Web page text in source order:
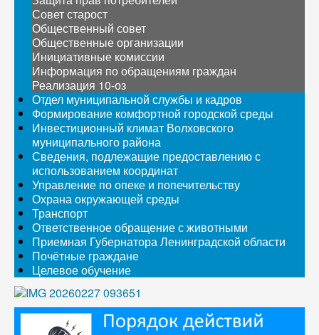
Совет старост
Общественный совет
Общественные организации
Инициативные комиссии
Информация по обращениям граждан
Реализация 10-оз
Отдел муниципальной службы и кадров
Формирование комфортной городской среды
Инвестиционный климат Волховского
муниципального района
Сведения, подлежащие предоставлению с
использованием координат
Управление по опеке и попечительству
Охрана окружающей среды
Транспорт
Ответственное обращение с животными
Приемная Губернатора Ленинградской области
Почётные граждане
Целевое обучение